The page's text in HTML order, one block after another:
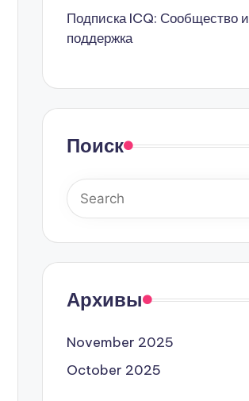
Подписка ICQ: Сообщество и
поддержка
Поиск
Архивы
November 2025
October 2025